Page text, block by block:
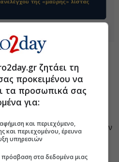
νομοθεσίας εκτός από τα
ακόμα και το κλείσιμο των
διαπιστώνεται η μη
πώλησης,
από τον
του πλήθους, η καθαρή
πώλησης ή αυτά εκδόθηκαν
ζητάει τη
προκειμένου να
τα προσωπικά σας
για:
και περιεχόμενο,
και περιεχομένου, έρευνα
υπηρεσιών
στα δεδομένα μιας